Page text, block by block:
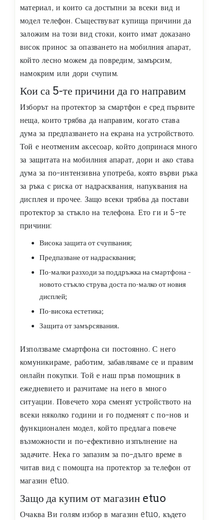
материал, и които са достъпни за всеки вид и
модел телефон. Съществуват купища причини да
заложим на този вид стоки, които имат доказано
висок принос за опазването на мобилния апарат,
който лесно можем да повредим, замърсим,
намокрим или дори счупим.
Кои са 5-те причини да го направим
Изборът на протектор за смартфон е сред първите
неща, които трябва да направим, когато става
дума за предпазването на екрана на устройството.
Той е неотменим аксесоар, който допринася много
за защитата на мобилния апарат, дори и ако става
дума за по-интензивна употреба, която върви ръка
за ръка с риска от надрасквания, напуквания на
дисплея и прочее. Защо всеки трябва да постави
протектор за стъкло на телефона. Ето ги и 5-те
причини:
Висока защита от счупвания;
Предпазване от надрасквания;
По-малки разходи за поддръжка на смартфона –
новото стъкло струва доста по-малко от новия
дисплей;
По-висока естетика;
Защита от замърсявания.
Използваме смартфона си постоянно. С него
комуникираме, работим, забавляваме се и правим
онлайн покупки. Той е наш пръв помощник в
ежедневието и разчитаме на него в много
ситуации. Повечето хора сменят устройството на
всеки няколко години и го подменят с по-нов и
функционален модел, който предлага повече
възможности и по-ефективно изпълнение на
задачите. Нека го запазим за по-дълго време в
читав вид с помощта на протектор за телефон от
магазин etuo.
Защо да купим от магазин etuo
Очаква Ви голям избор в магазин etuo, където